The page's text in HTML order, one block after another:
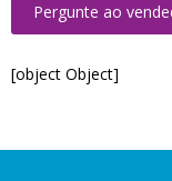
Pergunte ao
[object Object]